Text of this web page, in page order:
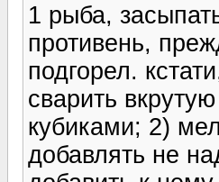
1 рыба,
противень,
подгорел.
сварить
кубиками; 2)
добавлять не